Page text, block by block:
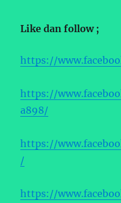
Like dan follow ;
https://
https://
a898/
https://
/
https://